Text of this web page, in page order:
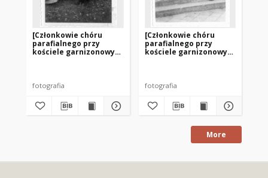
[Członkowie chóru
parafialnego przy
kościele garnizonowym
fotografia
[Członkowie chóru
parafialnego przy
kościele garnizonowym
fotografia
More